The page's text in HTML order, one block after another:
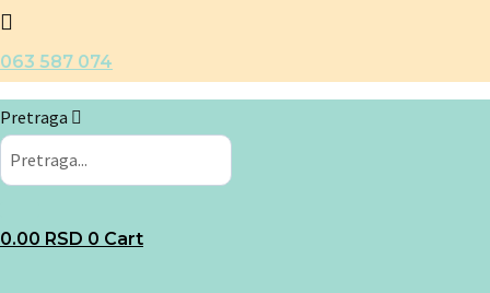
Skip
to
content
063 587 074
Pretraga
0.00 RSD 0 Cart